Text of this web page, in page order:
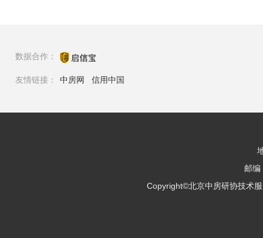
数据合作：
友情链接： 中房网 信用中国
邮
Copyright©北京中房研协技术